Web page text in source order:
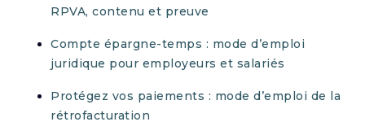
RPVA, contenu et preuve
Compte épargne-temps : mode d’emploi
juridique pour employeurs et salariés
Protégez vos paiements : mode d’emploi de la
rétrofacturation